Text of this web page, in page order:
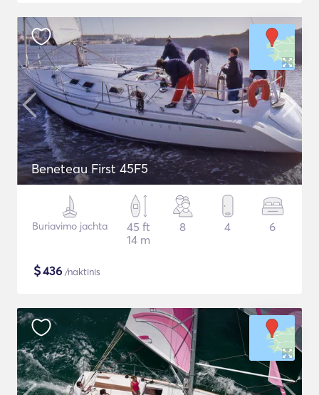
Beneteau First 45F5
Buriavimo jachta
45 ft
14 m
8 4 6
$436 /naktinis